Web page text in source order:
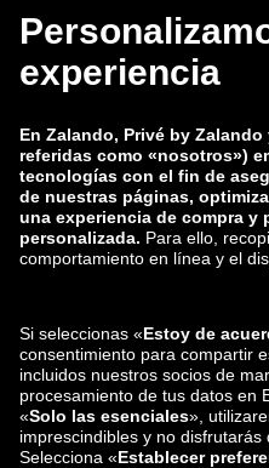
Trabaja con nosotros
Informe de vulnerabiliad
Grupo Zalando
Zalando
ABOUT YOU
También nos encuentras en